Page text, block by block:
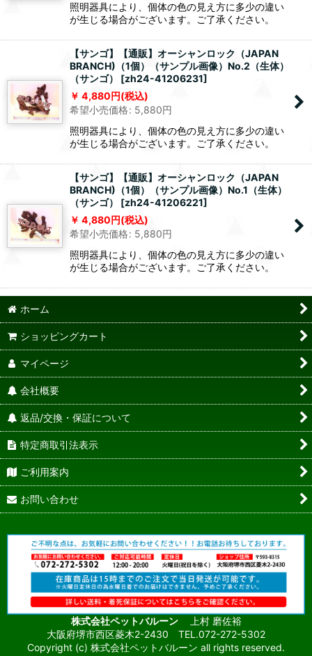
照明器具により、個体の色の見え方に多少の違い
が生じる場合がございます。ご了承ください。
【サンゴ】【通販】オーシャンロック（JAPAN
BRANCH)（1個）（サンプル画像）No.2（生体）
（サンゴ）
[zh24-41206231]
4,880円(税込)
希望小売価格: 5,880円
照明器具により、個体の色の見え方に多少の違い
が生じる場合がございます。ご了承ください。
【サンゴ】【通販】オーシャンロック（JAPAN
BRANCH)（1個）（サンプル画像）No.1（生体）
（サンゴ）
[zh24-41206221]
4,880円(税込)
希望小売価格: 5,880円
照明器具により、個体の色の見え方に多少の違い
が生じる場合がございます。ご了承ください。
ホーム
ショッピングカート
マイページ
会社概要
返品/交換・保証について
特定商取引法表示
ご利用案内
お問い合わせ
株式会社ペットバルーン
上村 磨佐裕
大阪府堺市西区菱木2-2430 TEL.072-272-5302
Copyright (c) 株式会社ペットバルーン all rights reserved.